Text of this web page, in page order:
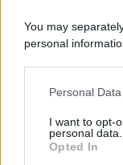
You may
personal
This information
disclose it to
Please note that
Personal
I want to opt-
personal data.
Opted In